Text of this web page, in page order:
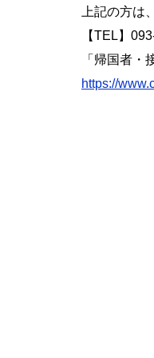
上記の方は
【TEL】
「帰国者・
https://